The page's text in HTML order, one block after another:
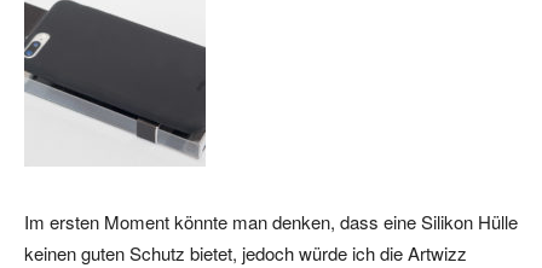
Im ersten Moment könnte man denken, dass eine Silikon Hülle
keinen guten Schutz bietet, jedoch würde ich die Artwizz